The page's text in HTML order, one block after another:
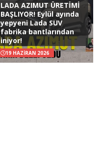
LADA AZIMUT ÜRETİMİ
BAŞLIYOR! Eylül ayında
yepyeni Lada SUV
fabrika bantlarından
iniyor!
19 HAZIRAN 2026